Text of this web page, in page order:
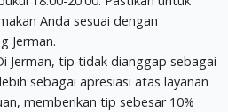
Anda sesuai dengan
Jerman.
Jerman, tip tidak dianggap sebagai
sebagai apresiasi atas layanan
memberikan tip sebesar 10%